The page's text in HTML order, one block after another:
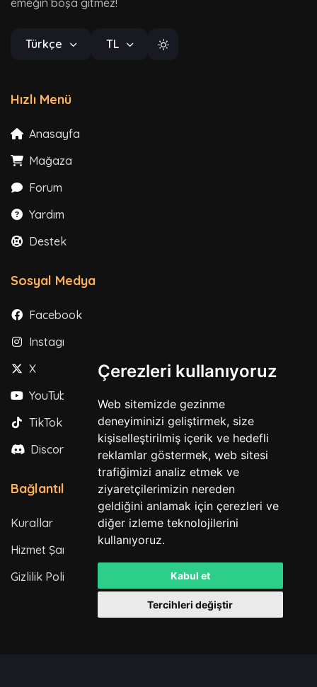
Çerezleri kullanıyoruz
Web sitemizde gezinme
deneyiminizi geliştirmek, size
kişiselleştirilmiş içerik ve hedefli
reklamlar göstermek, web sitesi
trafiğimizi analiz etmek ve
ziyaretçilerimizin nereden
geldiğini anlamak için çerezleri ve
diğer izleme teknolojilerini
kullanıyoruz.
Kabul et
Tercihleri değiştir
Türkçe TL
Hızlı Menü
Anasayfa
Mağaza
Forum
Yardım
Destek
Sosyal Medya
Facebook
Instagram
X
YouTube
TikTok
Discord
Bağlantılar
Kurallar
Hizmet Şartları
Gizlilik Politikası